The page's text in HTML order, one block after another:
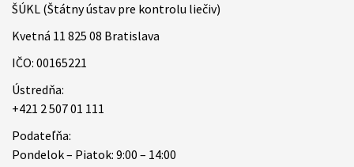
ŠÚKL (Štátny ústav pre kontrolu liečiv)
Kvetná 11 825 08 Bratislava
IČO: 00165221
Ústredňa:
+421 2 507 01 111
Podateľňa:
Pondelok – Piatok: 9:00 – 14:00